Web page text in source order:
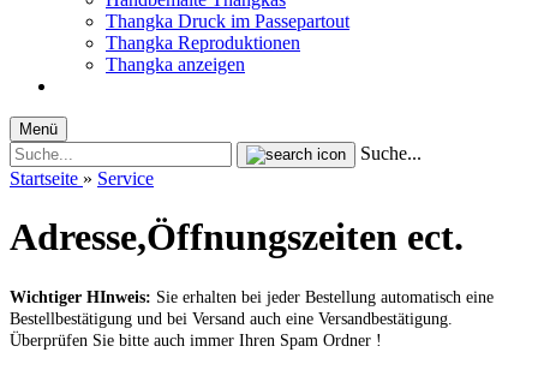
Thangka Druck im Passepartout
Thangka Reproduktionen
Thangka anzeigen
Menü
Suche...
Startseite » Service
Adresse,Öffnungszeiten ect.
Wichtiger HInweis: Sie erhalten bei jeder Bestellung automatisch eine
Bestellbestätigung und bei Versand auch eine Versandbestätigung.
Überprüfen Sie bitte auch immer Ihren Spam Ordner !